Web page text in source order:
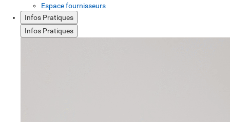
Espace fournisseurs
Infos Pratiques
Infos Pratiques